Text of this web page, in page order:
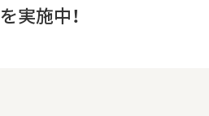
を実施中！